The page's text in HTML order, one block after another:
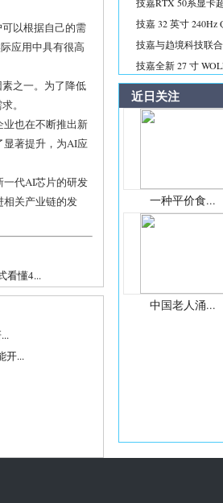
以根据自己的需
应用中具有很高
之一。为了降低
。
也在不断推出新
显著提升，为AI应
一代AI芯片的研发
关产业链的发
看懂4...
开...
技嘉 32 英寸 240Hz
技嘉与趋境科技联
技嘉全新 27 寸
近日关注
一种平价食...
中国老人涌...